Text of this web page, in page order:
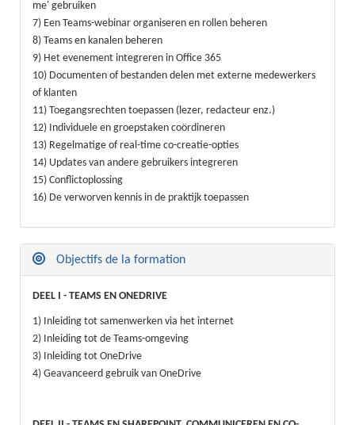
me' gebruiken
7) Een Teams-webinar organiseren en rollen beheren
8) Teams en kanalen beheren
9) Het evenement integreren in Office 365
10) Documenten of bestanden delen met externe medewerkers
of klanten
11) Toegangsrechten toepassen (lezer, redacteur enz.)
12) Individuele en groepstaken coördineren
13) Regelmatige of real-time co-creatie-opties
14) Updates van andere gebruikers integreren
15) Conflictoplossing
16) De verworven kennis in de praktijk toepassen
Objectifs de la formation
DEEL I - TEAMS EN ONEDRIVE
1) Inleiding tot samenwerken via het internet
2) Inleiding tot de Teams-omgeving
3) Inleiding tot OneDrive
4) Geavanceerd gebruik van OneDrive